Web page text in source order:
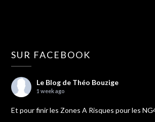
SUR FACEBOOK
Le Blog de Théo Bouzige
1 week ago
Et pour finir les Zones A Risques pour les